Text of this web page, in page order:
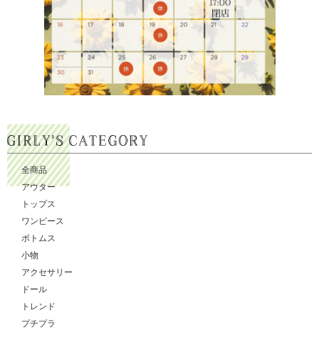
全商品
アウター
トップス
ワンピース
ボトムス
小物
アクセサリー
ドール
トレンド
プチプラ